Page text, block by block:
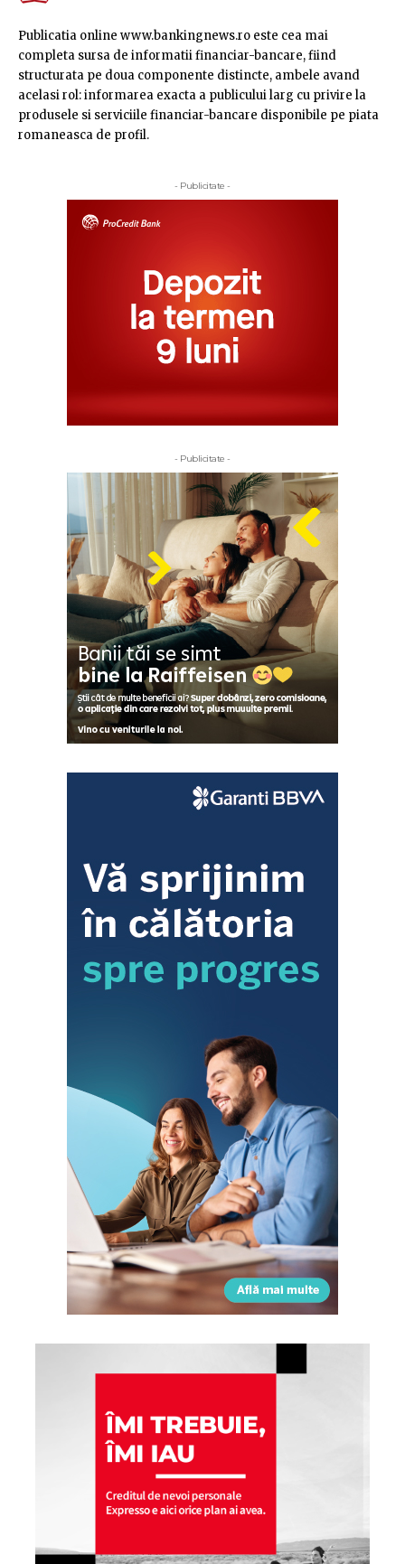
Publicatia online www.bankingnews.ro este cea mai
completa sursa de informatii financiar-bancare, fiind
structurata pe doua componente distincte, ambele avand
acelasi rol: informarea exacta a publicului larg cu privire la
produsele si serviciile financiar-bancare disponibile pe piata
romaneasca de profil.
- Publicitate -
- Publicitate -